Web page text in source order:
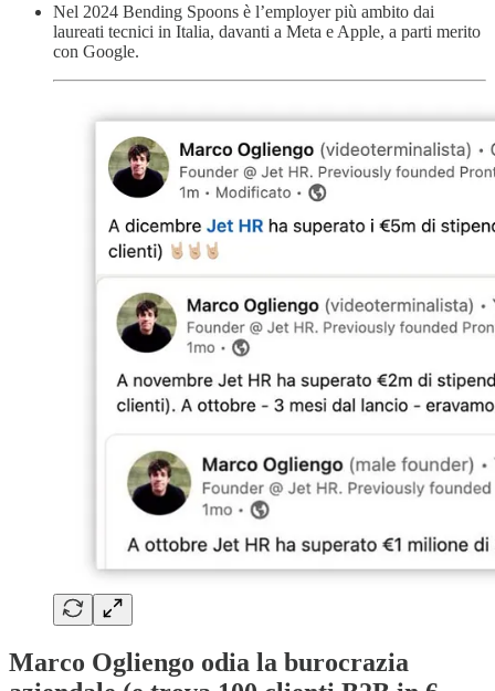
Nel 2024 Bending Spoons è l’employer più ambito dai
laureati tecnici in Italia, davanti a Meta e Apple, a parti merito
con Google.
Marco Ogliengo odia la burocrazia